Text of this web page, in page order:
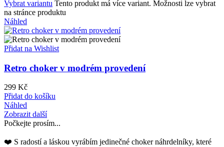
Vybrat variantu Tento produkt má více variant. Možnosti lze vybrat
na stránce produktu
Náhled
Přidat na Wishlist
Retro choker v modrém provedení
299 Kč
Přidat do košíku
Náhled
Zobrazit další
Počkejte prosím...
❤️ S radostí a láskou vyrábím jedinečné choker náhrdelníky, které